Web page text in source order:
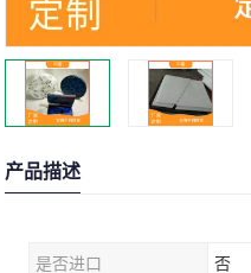
产品描述
是否进口 否